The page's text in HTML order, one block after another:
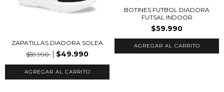
ZAPATILLAS DIADORA SOLEA
$59.990
$49.990
AGREGAR AL CARRITO
BOTINES FUTBOL DIADORA
FUTSAL INDOOR
$59.990
AGREGAR AL CARRITO